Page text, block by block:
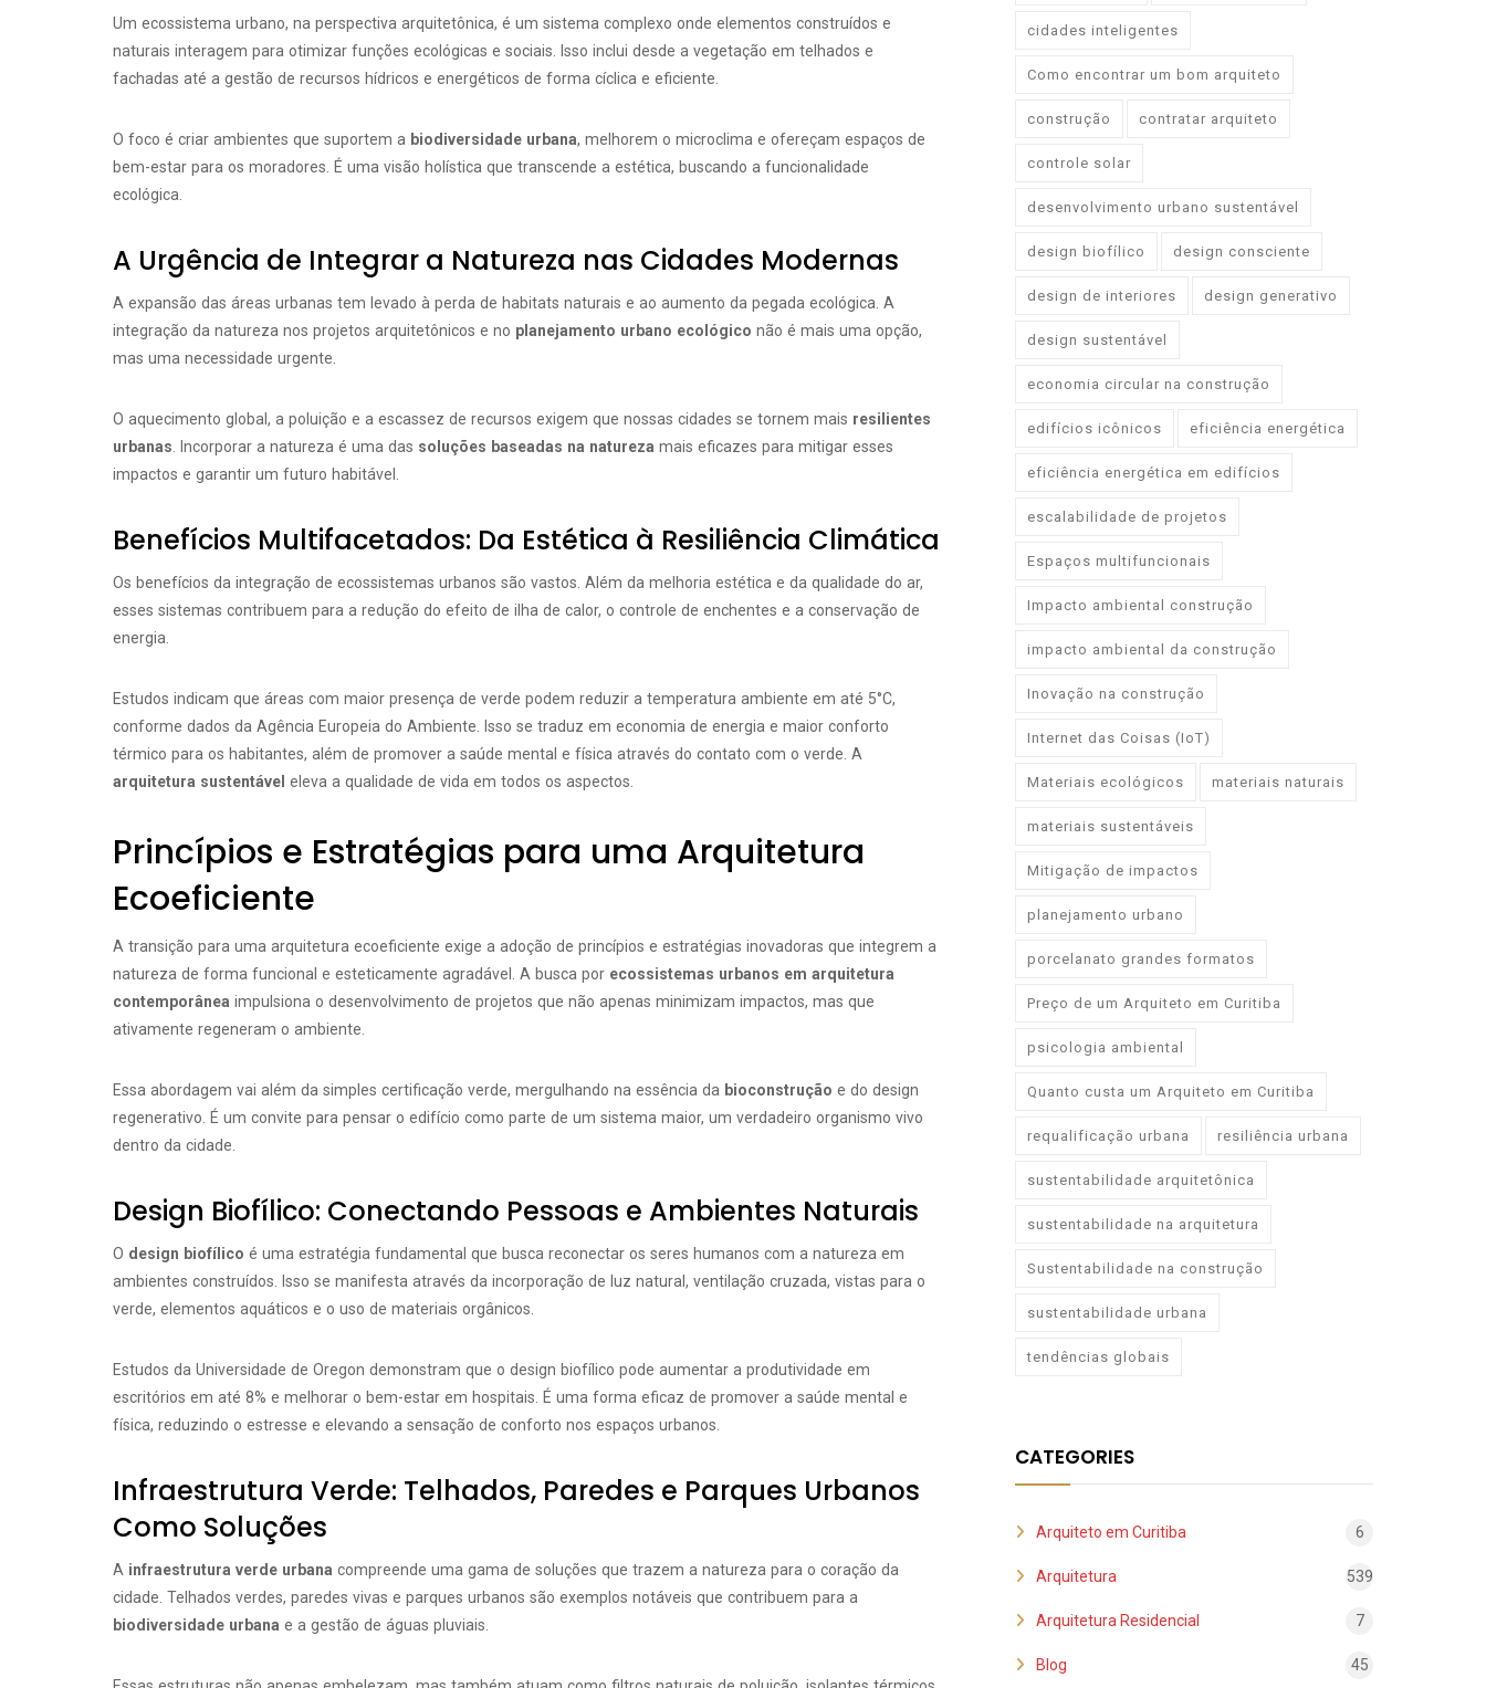
Um ecossistema urbano, na perspectiva arquitetônica, é um sistema complexo onde elementos construídos e
naturais interagem para otimizar funções ecológicas e sociais. Isso inclui desde a vegetação em telhados e
fachadas até a gestão de recursos hídricos e energéticos de forma cíclica e eficiente.
O foco é criar ambientes que suportem a biodiversidade urbana, melhorem o microclima e ofereçam espaços de
bem-estar para os moradores. É uma visão holística que transcende a estética, buscando a funcionalidade
ecológica.
A Urgência de Integrar a Natureza nas Cidades Modernas
A expansão das áreas urbanas tem levado à perda de habitats naturais e ao aumento da pegada ecológica. A
integração da natureza nos projetos arquitetônicos e no planejamento urbano ecológico não é mais uma opção,
mas uma necessidade urgente.
O aquecimento global, a poluição e a escassez de recursos exigem que nossas cidades se tornem mais resilientes
urbanas . Incorporar a natureza é uma das soluções baseadas na natureza mais eficazes para mitigar esses
impactos e garantir um futuro habitável.
Benefícios Multifacetados: Da Estética à Resiliência Climática
Os benefícios da integração de ecossistemas urbanos são vastos. Além da melhoria estética e da qualidade do ar,
esses sistemas contribuem para a redução do efeito de ilha de calor, o controle de enchentes e a conservação de
energia.
Estudos indicam que áreas com maior presença de verde podem reduzir a temperatura ambiente em até 5°C,
conforme dados da Agência Europeia do Ambiente. Isso se traduz em economia de energia e maior conforto
térmico para os habitantes, além de promover a saúde mental e física através do contato com o verde. A
arquitetura sustentável eleva a qualidade de vida em todos os aspectos.
Princípios e Estratégias para uma Arquitetura
Ecoeficiente
A transição para uma arquitetura ecoeficiente exige a adoção de princípios e estratégias inovadoras que integrem a
natureza de forma funcional e esteticamente agradável. A busca por ecossistemas urbanos em arquitetura
contemporânea impulsiona o desenvolvimento de projetos que não apenas minimizam impactos, mas que
ativamente regeneram o ambiente.
Essa abordagem vai além da simples certificação verde, mergulhando na essência da bioconstrução e do design
regenerativo. É um convite para pensar o edifício como parte de um sistema maior, um verdadeiro organismo vivo
dentro da cidade.
Design Biofílico: Conectando Pessoas e Ambientes Naturais
O design biofílico é uma estratégia fundamental que busca reconectar os seres humanos com a natureza em
ambientes construídos. Isso se manifesta através da incorporação de luz natural, ventilação cruzada, vistas para o
verde, elementos aquáticos e o uso de materiais orgânicos.
Estudos da Universidade de Oregon demonstram que o design biofílico pode aumentar a produtividade em
escritórios em até 8% e melhorar o bem-estar em hospitais. É uma forma eficaz de promover a saúde mental e
física, reduzindo o estresse e elevando a sensação de conforto nos espaços urbanos.
Infraestrutura Verde: Telhados, Paredes e Parques Urbanos
Como Soluções
A infraestrutura verde urbana compreende uma gama de soluções que trazem a natureza para o coração da
cidade. Telhados verdes, paredes vivas e parques urbanos são exemplos notáveis que contribuem para a
biodiversidade urbana e a gestão de águas pluviais.
cidades inteligentes
Como encontrar um bom arquiteto
construção contratar arquiteto
controle solar
desenvolvimento urbano sustentável
design biofílico design consciente
design de interiores design generativo
design sustentável
economia circular na construção
edifícios icônicos eficiência energética
eficiência energética em edifícios
escalabilidade de projetos
Espaços multifuncionais
Impacto ambiental construção
impacto ambiental da construção
Inovação na construção
Internet das Coisas (IoT)
Materiais ecológicos materiais naturais
materiais sustentáveis
Mitigação de impactos
planejamento urbano
porcelanato grandes formatos
Preço de um Arquiteto em Curitiba
psicologia ambiental
Quanto custa um Arquiteto em Curitiba
requalificação urbana resiliência urbana
sustentabilidade arquitetônica
sustentabilidade na arquitetura
Sustentabilidade na construção
sustentabilidade urbana
tendências globais
CATEGORIES
Arquiteto em Curitiba 6
Arquitetura 539
Arquitetura Residencial 7
Blog 45